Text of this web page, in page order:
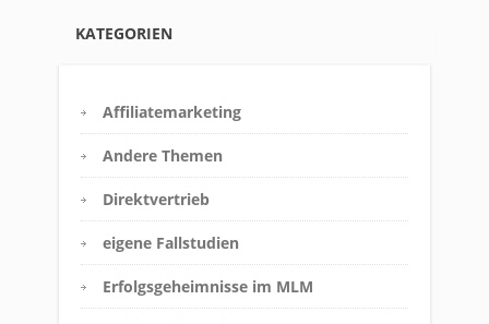
KATEGORIEN
Affiliatemarketing
Andere Themen
Direktvertrieb
eigene Fallstudien
Erfolgsgeheimnisse im MLM